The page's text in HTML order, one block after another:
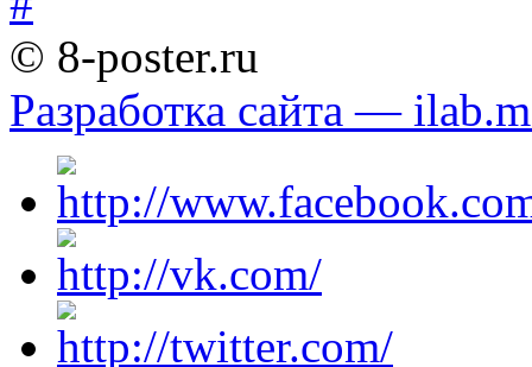
© 8-poster.ru
Разработка сайта —